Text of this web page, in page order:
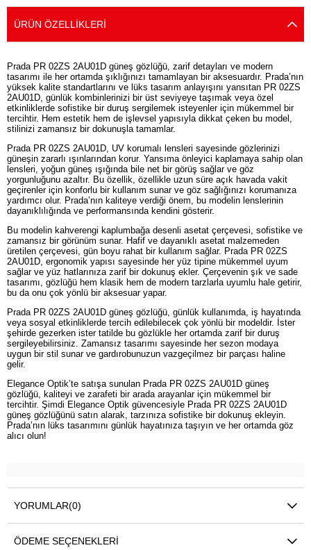
ÜRÜN ÖZELLIKLERI
Prada PR 02ZS 2AU01D güneş gözlüğü, zarif detayları ve modern
tasarımı ile her ortamda şıklığınızı tamamlayan bir aksesuardır. Prada’nın
yüksek kalite standartlarını ve lüks tasarım anlayışını yansıtan PR 02ZS
2AU01D, günlük kombinlerinizi bir üst seviyeye taşımak veya özel
etkinliklerde sofistike bir duruş sergilemek isteyenler için mükemmel bir
tercihtir. Hem estetik hem de işlevsel yapısıyla dikkat çeken bu model,
stilinizi zamansız bir dokunuşla tamamlar.
Prada PR 02ZS 2AU01D, UV korumalı lensleri sayesinde gözlerinizi
güneşin zararlı ışınlarından korur. Yansıma önleyici kaplamaya sahip olan
lensleri, yoğun güneş ışığında bile net bir görüş sağlar ve göz
yorgunluğunu azaltır. Bu özellik, özellikle uzun süre açık havada vakit
geçirenler için konforlu bir kullanım sunar ve göz sağlığınızı korumanıza
yardımcı olur. Prada’nın kaliteye verdiği önem, bu modelin lenslerinin
dayanıklılığında ve performansında kendini gösterir.
Bu modelin kahverengi kaplumbağa desenli asetat çerçevesi, sofistike ve
zamansız bir görünüm sunar. Hafif ve dayanıklı asetat malzemeden
üretilen çerçevesi, gün boyu rahat bir kullanım sağlar. Prada PR 02ZS
2AU01D, ergonomik yapısı sayesinde her yüz tipine mükemmel uyum
sağlar ve yüz hatlarınıza zarif bir dokunuş ekler. Çerçevenin şık ve sade
tasarımı, gözlüğü hem klasik hem de modern tarzlarla uyumlu hale getirir,
bu da onu çok yönlü bir aksesuar yapar.
Prada PR 02ZS 2AU01D güneş gözlüğü, günlük kullanımda, iş hayatında
veya sosyal etkinliklerde tercih edilebilecek çok yönlü bir modeldir. İster
şehirde gezerken ister tatilde bu gözlükle her ortamda zarif bir duruş
sergileyebilirsiniz. Zamansız tasarımı sayesinde her sezon modaya
uygun bir stil sunar ve gardırobunuzun vazgeçilmez bir parçası haline
gelir.
Elegance Optik’te satışa sunulan Prada PR 02ZS 2AU01D güneş
gözlüğü, kaliteyi ve zarafeti bir arada arayanlar için mükemmel bir
tercihtir. Şimdi Elegance Optik güvencesiyle Prada PR 02ZS 2AU01D
güneş gözlüğünü satın alarak, tarzınıza sofistike bir dokunuş ekleyin.
Prada’nın lüks tasarımını günlük hayatınıza taşıyın ve her ortamda göz
alıcı olun!
YORUMLAR(0)
ÖDEME SEÇENEKLERI